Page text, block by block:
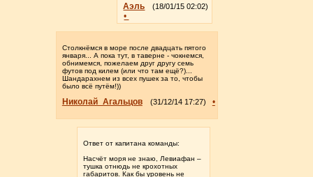
Аэль (18/01/15 02:02)
•
Столкнёмся в море после двадцать пятого
января... А пока тут, в таверне - чокнемся,
обнимемся, пожелаем друг другу семь
футов под килем (или что там ещё?)...
Шандарахнем из всех пушек за то, чтобы
было всё путём!))
Николай_Агальцов (31/12/14 17:27) •
Ответ от капитана команды:
Насчёт моря не знаю, Левиафан –
тушка отнюдь не крохотных
габаритов. Как бы уровень не